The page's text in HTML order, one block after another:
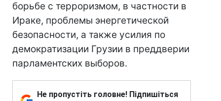
борьбе с терроризмом, в частности в
Ираке, проблемы энергетической
безопасности, а также усилия по
демократизации Грузии в преддверии
парламентских выборов.
Не пропустіть головне! Підпишіться